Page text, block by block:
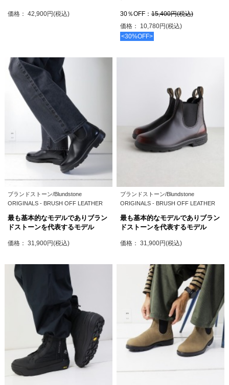
価格： 42,900円(税込) 30％OFF：15,400円(税込)
価格： 10,780円(税込)
<30%OFF>
ブランドストーン/Blundstone
ORIGINALS - BRUSH OFF LEATHER
最も基本的なモデルでありブラン
ドストーンを代表するモデル
価格： 31,900円(税込)
ブランドストーン/Blundstone
ORIGINALS - BRUSH OFF LEATHER
最も基本的なモデルでありブラン
ドストーンを代表するモデル
価格： 31,900円(税込)